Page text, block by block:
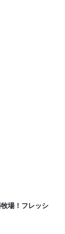
場！フレッシ